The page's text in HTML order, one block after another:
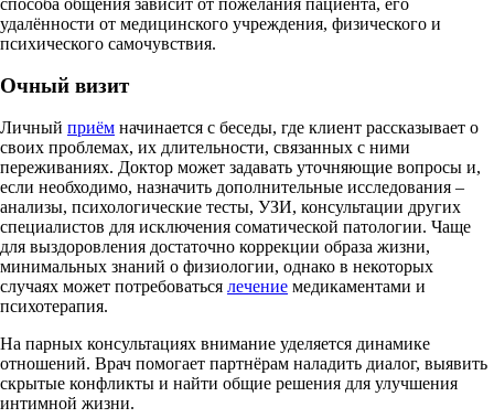
удалённости от медицинского учреждения, физического и
психического самочувствия.
Очный визит
Личный приём начинается с беседы, где клиент рассказывает о
своих проблемах, их длительности, связанных с ними
переживаниях. Доктор может задавать уточняющие вопросы и,
если необходимо, назначить дополнительные исследования –
анализы, психологические тесты, УЗИ, консультации других
специалистов для исключения соматической патологии. Чаще
для выздоровления достаточно коррекции образа жизни,
минимальных знаний о физиологии, однако в некоторых
случаях может потребоваться лечение медикаментами и
психотерапия.
На парных консультациях внимание уделяется динамике
отношений. Врач помогает партнёрам наладить диалог, выявить
скрытые конфликты и найти общие решения для улучшения
интимной жизни.